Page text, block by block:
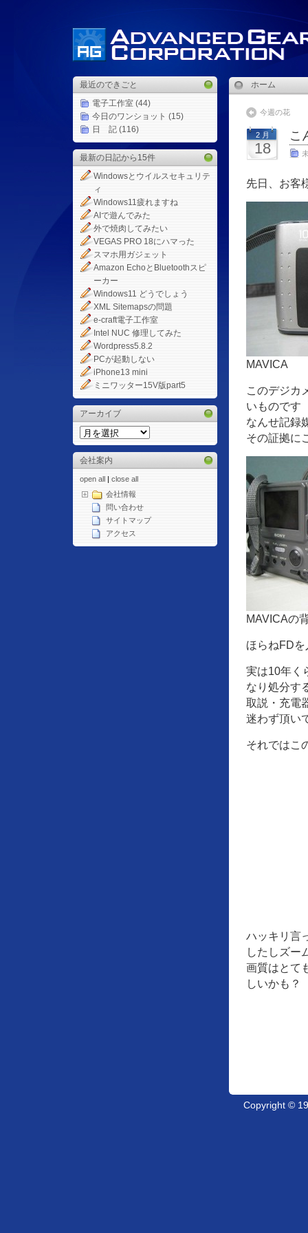
最近のできごと
電子工作室 (44)
今日のワンショット (15)
日 記 (116)
最新の日記から15件
Windowsとウイルスセキュリテ
ィ
Windows11疲れますね
AIで遊んでみた
外で焼肉してみたい
VEGAS PRO 18にハマった
スマホ用ガジェット
Amazon EchoとBluetoothスピ
ーカー
Windows11 どうでしょう
XML Sitemapsの問題
e-craft電子工作室
Intel NUC 修理してみた
Wordpress5.8.2
PCが起動しない
iPhone13 mini
ミニワッター15V版part5
アーカイブ
会社案内
open all | close all
会社情報
問い合わせ
サイトマップ
アクセス
ホーム
今週の花
2 月
18
こ
先日、お客
MAVICA
このデジカ
いものです
なんせ記録
その証拠に
MAVICAの
ほらねFD
実は10年く
なり処分す
取説・充電
迷わず頂い
それではこ
ハッキリ言
したしズー
画質はとて
しいかも？
Copyright ©